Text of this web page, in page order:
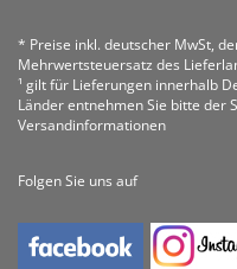
* Preise inkl. deutscher MwSt,
Mehrwertsteuersatz des
¹ gilt für Lieferungen innerhalb
Länder entnehmen Sie bitte der
Versandinformationen
Folgen Sie uns auf